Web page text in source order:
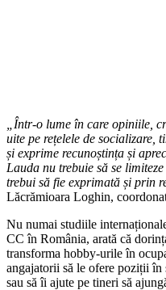
„Într-o lume în care opiniile,
uite pe rețelele de socializare,
și exprime recunoștința și
Lauda nu trebuie să se
trebui să fie exprimată și prin
Lăcrămioara Loghin,
Nu numai studiile
CC în România, arată că
transforma hobby-urile în
angajatorii să le ofere poziții în
sau să îi ajute pe tineri să